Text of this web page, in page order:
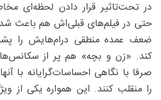
در تحت‌تاثیر قرار دادن لحظه‌ای
حتی در فیلم‌های قبلی‌اش هم باعث
ضعف عمده منطقی درام‌هایش را
کند. «زن و بچه» هم پر از
صرفا با نگاهی احساسات‌گرایانه با
را منقلب کنند. این همواره یکی از